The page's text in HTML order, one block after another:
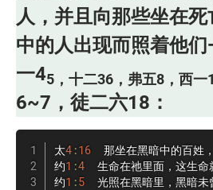
人，并且向那些坐在
中的人出现而照着他
一45，十二36，弗五8，西一
6~7，徒二六18：
太4 :16
那坐在黑暗中的百姓
约1 :4
生命在祂里面，这生命
约1 :5
光照在黑暗里，黑暗未